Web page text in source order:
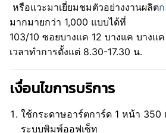
หรือแวะมาเยี่ยมชมตัวอย่างงานผลิต
มากมายกว่า 1,000 แบบได้ที่
103/10 ซอยบางแค 12 บางแค บางแ
เวลาทำการตั้งแต่ 8.30-17.30 น.
เงื่อนไขการบริการ
ใช้กระดาษอาร์ตการ์ด 1 หน้า
ระบบพิมพ์ออฟเซ็ท